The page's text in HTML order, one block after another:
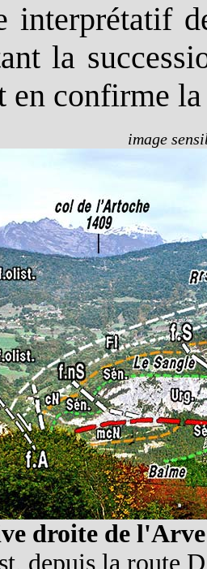
interprétatif
la
en confirme
image
droite de
depuis la route